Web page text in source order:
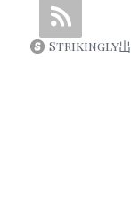
Strikingly出